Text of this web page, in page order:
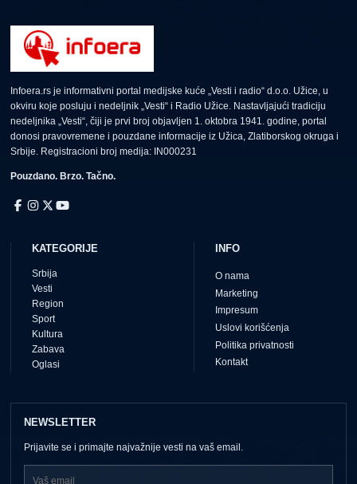
Infoera.rs je informativni portal medijske kuće „Vesti i radio“ d.o.o. Užice, u
okviru koje posluju i nedeljnik „Vesti“ i Radio Užice. Nastavljajući tradiciju
nedeljnika „Vesti“, čiji je prvi broj objavljen 1. oktobra 1941. godine, portal
donosi pravovremene i pouzdane informacije iz Užica, Zlatiborskog okruga i
Srbije. Registracioni broj medija: IN000231
Pouzdano. Brzo. Tačno.
KATEGORIJE
Srbija
Vesti
Region
Sport
Kultura
Zabava
Oglasi
INFO
O nama
Marketing
Impresum
Uslovi korišćenja
Politika privatnosti
Kontakt
NEWSLETTER
Prijavite se i primajte najvažnije vesti na vaš email.